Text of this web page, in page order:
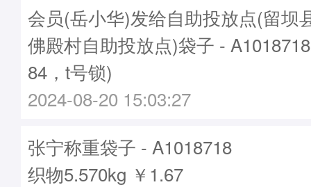
会员(岳小华)发给自助投放点(留坝
佛殿村自助投放点)袋子 -
84，t号锁)
2024-08-20 15:03:27
张宁称重袋子 - A1018718
织物5.570kg ￥1.67